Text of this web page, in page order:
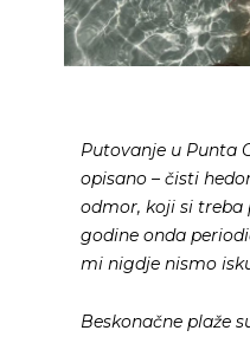
Putovanje u Punta
opisano – čisti
odmor, koji si treba
godine onda
mi nigdje nismo
Beskonačne plaže